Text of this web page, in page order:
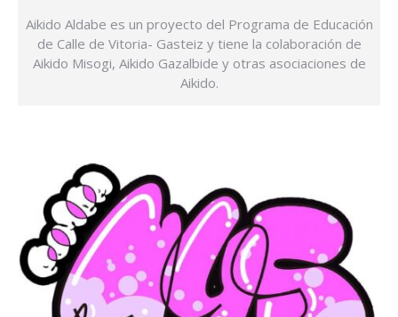
Aikido Aldabe es un proyecto del Programa de Educación
de Calle de Vitoria- Gasteiz y tiene la colaboración de
Aikido Misogi, Aikido Gazalbide y otras asociaciones de
Aikido.